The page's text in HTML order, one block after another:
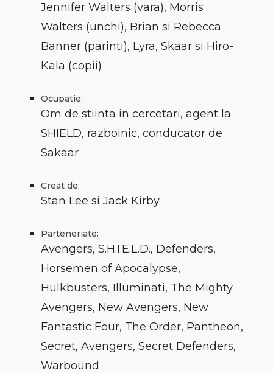
Jennifer Walters (vara), Morris
Walters (unchi), Brian si Rebecca
Banner (parinti), Lyra, Skaar si Hiro-
Kala (copii)
Ocupatie:
Om de stiinta in cercetari, agent la
SHIELD, razboinic, conducator de
Sakaar
Creat de:
Stan Lee si Jack Kirby
Parteneriate:
Avengers, S.H.I.E.L.D., Defenders,
Horsemen of Apocalypse,
Hulkbusters, Illuminati, The Mighty
Avengers, New Avengers, New
Fantastic Four, The Order, Pantheon,
Secret, Avengers, Secret Defenders,
Warbound